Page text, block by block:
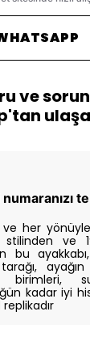
ve
her
ve
bu
kadar iyi
replikadır